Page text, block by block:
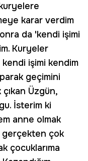
karar verdim
da 'kendi işimi
Kuryeler
işimi kendim
geçimini
Üzgün,
İsterim ki
anne olmak
gerçekten çok
çocuklarıma